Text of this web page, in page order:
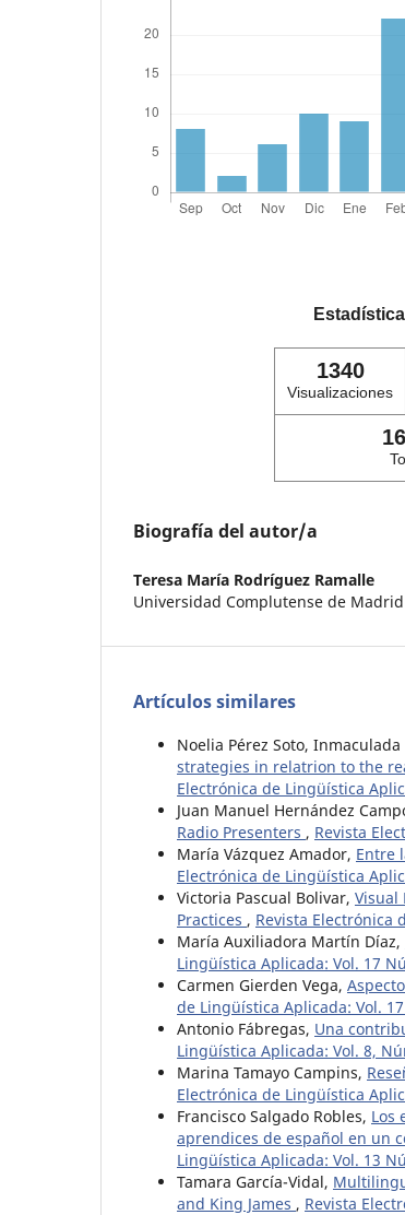
1340
Visualizaciones
Biografía del autor/a
Teresa María Rodríguez Ramalle
Universidad Complutense de Madrid
Artículos similares
Noelia Pérez Soto,
strategies in relatrion to the
Electrónica de Lingüística
Juan Manuel Hernández
Radio Presenters , Revista
María Vázquez Amador, Entre
Electrónica de Lingüística
Victoria Pascual Bolivar, Visual
Practices , Revista Electrónica
María Auxiliadora Martín Díaz,
Lingüística Aplicada: Vol. 17
Carmen Gierden Vega,
de Lingüística Aplicada: Vol.
Antonio Fábregas, Una
Lingüística Aplicada: Vol. 8,
Marina Tamayo Campins,
Electrónica de Lingüística
Francisco Salgado Robles, Los
aprendices de español en un
Lingüística Aplicada: Vol. 13
Tamara García-Vidal,
and King James , Revista